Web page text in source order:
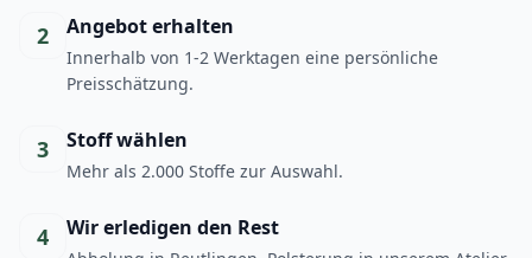
2 Angebot erhalten
Innerhalb von 1-2 Werktagen eine persönliche
Preisschätzung.
3 Stoff wählen
Mehr als 2.000 Stoffe zur Auswahl.
4 Wir erledigen den Rest